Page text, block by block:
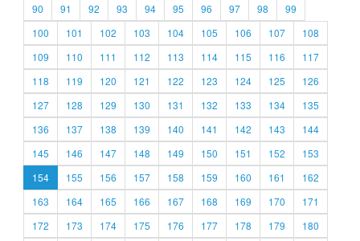
90
91 92 93 94 95 96 97 98
99
100
101 102 103 104 105 106 107
108
109
110 111 112 113 114 115 116
117
118
119 120 121 122 123 124 125
126
127
128 129 130 131 132 133 134
135
136
137 138 139 140 141 142 143
144
145
146 147 148 149 150 151 152
153
154
155 156 157 158 159 160 161
162
163
164 165 166 167 168 169 170
171
172
173 174 175 176 177 178 179
180